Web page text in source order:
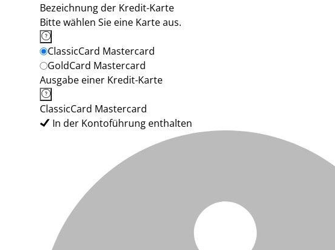
Bezeichnung der Kredit-Karte
Bitte wählen Sie eine Karte aus.
ClassicCard Mastercard
GoldCard Mastercard
Ausgabe einer Kredit-Karte
ClassicCard Mastercard
In der Kontoführung enthalten